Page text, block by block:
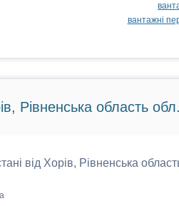
вантажні
Рівненська область
від Хорів, Рівненська